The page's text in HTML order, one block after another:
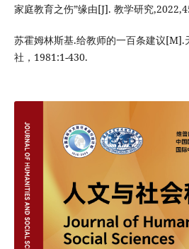
家庭教育之伤”缘由[J]. 教学研究
苏霍姆林斯基.给教师的一百条建议[M].
社，1981:1-430.